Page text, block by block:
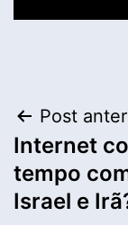
de
Post
Post
Internet
tempo
Israel e